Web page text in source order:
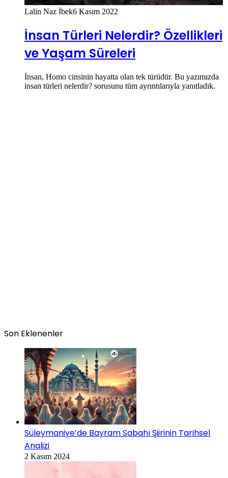
Lalin Naz İbek6 Kasım 2022
İnsan Türleri Nelerdir? Özellikleri
ve Yaşam Süreleri
İnsan, Homo cinsinin hayatta olan tek türüdür. Bu yazımızda
insan türleri nelerdir? sorusunu tüm ayrıntılarıyla yanıtladık.
Son Eklenenler
Süleymaniye’de Bayram Sabahı Şiirinin Tarihsel
Analizi
2 Kasım 2024